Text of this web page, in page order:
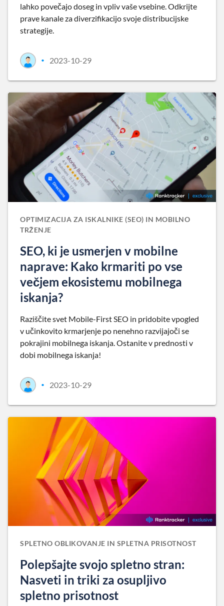
lahko povečajo doseg in vpliv vaše vsebine. Odkrijte
prave kanale za diverzifikacijo svoje distribucijske
strategije.
• 2023-10-29
OPTIMIZACIJA ZA ISKALNIKE (SEO) IN MOBILNO
TRŽENJE
SEO, ki je usmerjen v mobilne
naprave: Kako krmariti po vse
večjem ekosistemu mobilnega
iskanja?
Raziščite svet Mobile-First SEO in pridobite vpogled
v učinkovito krmarjenje po nenehno razvijajoči se
pokrajini mobilnega iskanja. Ostanite v prednosti v
dobi mobilnega iskanja!
• 2023-10-29
SPLETNO OBLIKOVANJE IN SPLETNA PRISOTNOST
Polepšajte svojo spletno stran:
Nasveti in triki za osupljivo
spletno prisotnost